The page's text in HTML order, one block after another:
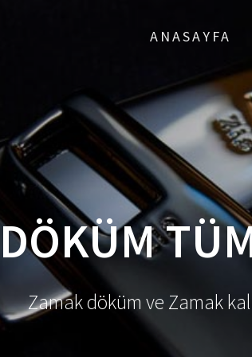
ANASAYFA
Zamak döküm ve Zamak